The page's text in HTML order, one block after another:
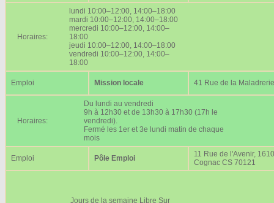
Horaires:
lundi 10:00–12:00, 14:00–18:00
mardi 10:00–12:00, 14:00–18:00
mercredi 10:00–12:00, 14:00–
18:00
jeudi 10:00–12:00, 14:00–18:00
vendredi 10:00–12:00, 14:00–
18:00
Emploi Mission locale 41 Rue de la Maladrerie
Horaires:
Du lundi au vendredi
9h à 12h30 et de 13h30 à 17h30 (17h le
vendredi).
Fermé les 1er et 3e lundi matin de chaque
mois
Emploi Pôle Emploi
11 Rue de l'Avenir,
Cognac CS 70121
Jours de la semaine Libre Sur